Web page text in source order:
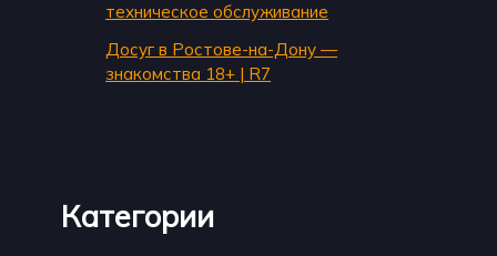
техническое обслуживание
Досуг в Ростове-на-Дону —
знакомства 18+ | R7
Категории